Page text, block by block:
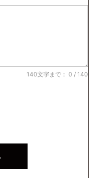
140文字まで： 0 / 140